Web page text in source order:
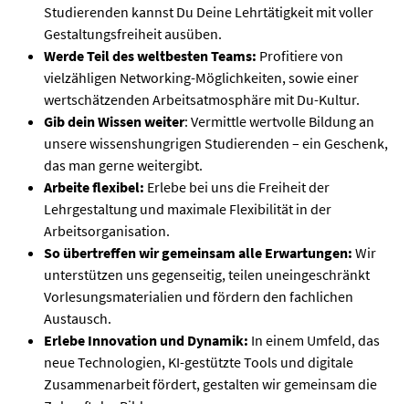
Studierenden kannst Du Deine Lehrtätigkeit mit voller
Gestaltungsfreiheit ausüben.
Werde Teil des weltbesten Teams: Profitiere von
vielzähligen Networking-Möglichkeiten, sowie einer
wertschätzenden Arbeitsatmosphäre mit Du-Kultur.
Gib dein Wissen weiter: Vermittle wertvolle Bildung an
unsere wissenshungrigen Studierenden – ein Geschenk,
das man gerne weitergibt.
Arbeite flexibel: Erlebe bei uns die Freiheit der
Lehrgestaltung und maximale Flexibilität in der
Arbeitsorganisation.
So übertreffen wir gemeinsam alle Erwartungen: Wir
unterstützen uns gegenseitig, teilen uneingeschränkt
Vorlesungsmaterialien und fördern den fachlichen
Austausch.
Erlebe Innovation und Dynamik: In einem Umfeld, das
neue Technologien, KI-gestützte Tools und digitale
Zusammenarbeit fördert, gestalten wir gemeinsam die